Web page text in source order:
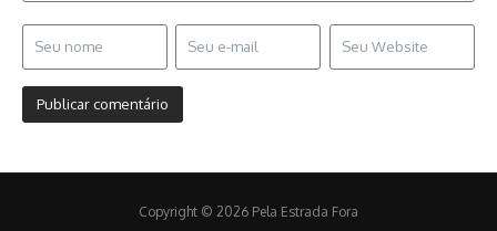
Copyright © 2026 Pela Estrada Fora